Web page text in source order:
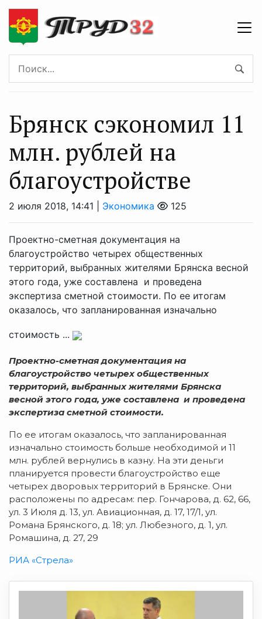
Брянск сэкономил 11
млн. рублей на
благоустройстве
2 июля 2018, 14:41 | Экономика 125
Проектно-сметная документация на
благоустройство четырех общественных
территорий, выбранных жителями Брянска весной
этого года, уже составлена и проведена
экспертиза сметной стоимости. По ее итогам
оказалось, что запланированная изначально
стоимость ...
Проектно-сметная документация на
благоустройство четырех общественных
территорий, выбранных жителями Брянска
весной этого года, уже составлена и проведена
экспертиза сметной стоимости.
По ее итогам оказалось, что запланированная
изначально стоимость больше необходимой и 11
млн. рублей вернулись в казну. На эти деньги
планируется провести благоустройство еще
четырех дворовых территорий в Брянске. Они
расположены по адресам: пер. Гончарова, д. 62, 66,
ул. 3 Июля д. 13, ул. Авиационная, д. 17, 17/1, ул.
Романа Брянского, д. 18; ул. Любезного, д. 1, ул.
Ромашина, д. 27, 29
РИА «Стрела»